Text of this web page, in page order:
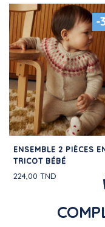
-
ENSEMBLE 2 PIÈCES
TRICOT BÉBÉ
224,00 TND